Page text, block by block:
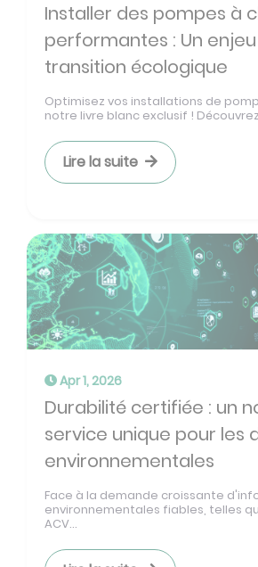
Installer des pompes à
performantes : Un
transition écologique
Optimisez vos installations de
notre livre blanc exclusif ! Découvrez
Lire la suite
Apr 1, 2026
Durabilité certifiée : un
service unique pour les
environnementales
Face à la demande croissante
environnementales fiables, telles
ACV...